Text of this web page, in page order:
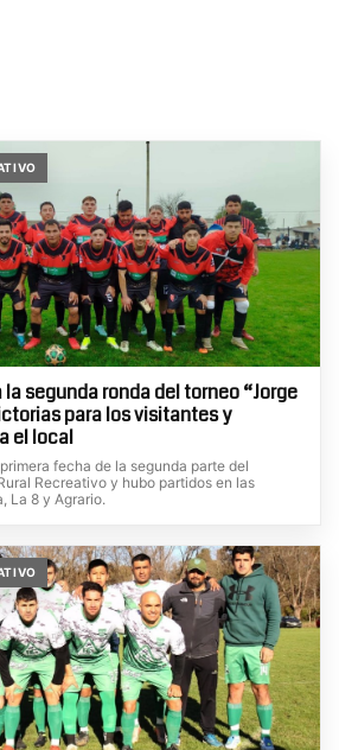
segunda ronda del torneo “Jorge
para los visitantes y
el local
fecha de la segunda parte del
Recreativo y hubo partidos en las
La 8 y Agrario.